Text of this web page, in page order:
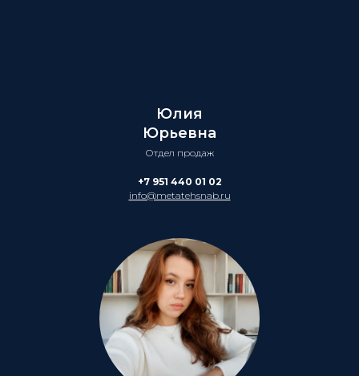
Юлия
Юрьевна
Отдел продаж
+7 951 440 01 02
info@metatehsnab.ru